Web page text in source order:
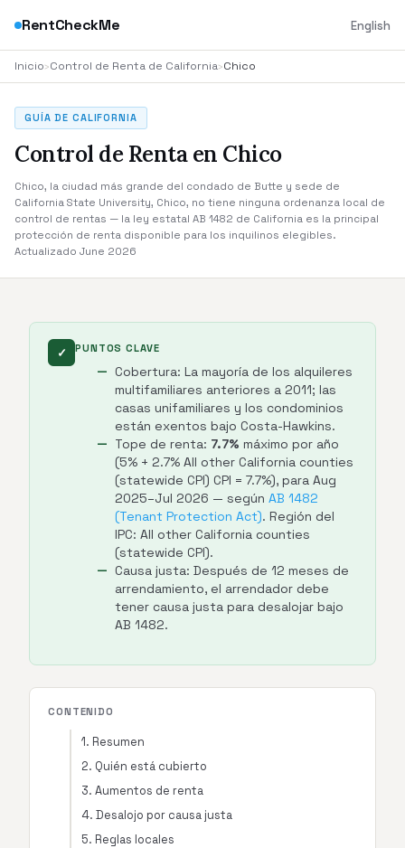
RentCheckMe English
Inicio›Control de Renta de California›Chico
GUÍA DE CALIFORNIA
Control de Renta en Chico
Chico, la ciudad más grande del condado de Butte y sede de
California State University, Chico, no tiene ninguna ordenanza local de
control de rentas — la ley estatal AB 1482 de California es la principal
protección de renta disponible para los inquilinos elegibles.
Actualizado June 2026
✓ PUNTOS CLAVE
Cobertura: La mayoría de los alquileres
multifamiliares anteriores a 2011; las
casas unifamiliares y los condominios
están exentos bajo Costa-Hawkins.
Tope de renta: 7.7% máximo por año
(5% + 2.7% All other California counties
(statewide CPI) CPI = 7.7%), para Aug
2025–Jul 2026 — según AB 1482
(Tenant Protection Act). Región del
IPC: All other California counties
(statewide CPI).
Causa justa: Después de 12 meses de
arrendamiento, el arrendador debe
tener causa justa para desalojar bajo
AB 1482.
CONTENIDO
1. Resumen
2. Quién está cubierto
3. Aumentos de renta
4. Desalojo por causa justa
5. Reglas locales